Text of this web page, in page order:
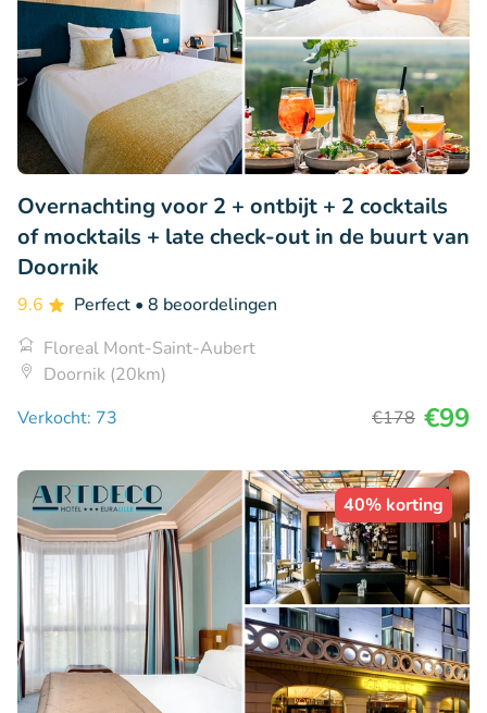
Overnachting voor 2 + ontbijt + 2 cocktails
of mocktails + late check-out in de buurt van
Doornik
9.6 Perfect • 8 beoordelingen
Floreal Mont-Saint-Aubert
Doornik (20km)
Verkocht: 73
€178 €99
40% korting